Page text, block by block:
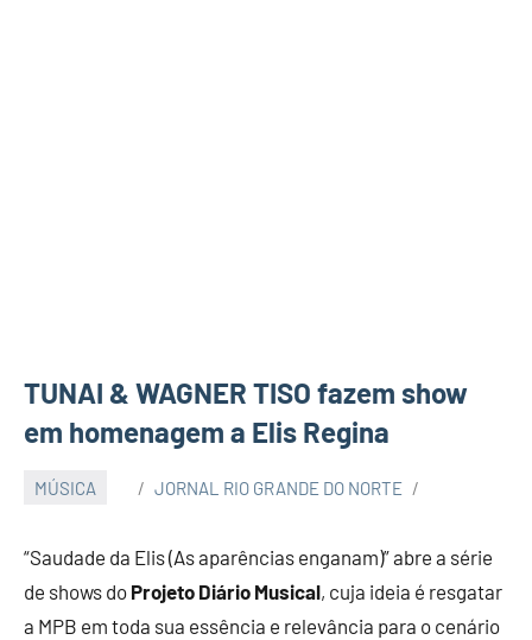
TUNAI & WAGNER TISO fazem show
em homenagem a Elis Regina
MÚSICA JORNAL RIO GRANDE DO NORTE
“Saudade da Elis (As aparências enganam)” abre a série
de shows do Projeto Diário Musical, cuja ideia é resgatar
a MPB em toda sua essência e relevância para o cenário